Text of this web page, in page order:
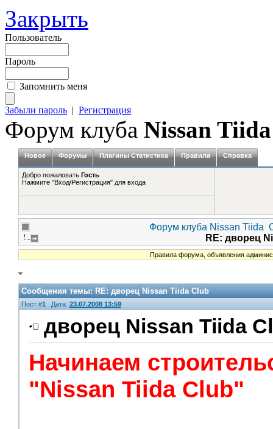
Закрыть
Пользователь
Пароль
Запомнить меня
Забыли пароль | Регистрация
Форум клуба Nissan Tiida
Новое Форумы Плагины Статистика Правила Справка
Добро пожаловать Гость
Нажмите "Вход/Регистрация" для входа
Форум клуба Nissan Tiida
RE: дворец
Правила форума, объявления
Сообщения темы:RE: дворец Nissan Tiida Club
Пост #1 Дата: 23.07.2008 13:59
дворец Nissan Tiida
Начинаем
"Nissan Tiida Club"
Администрация